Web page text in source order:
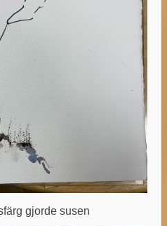
gjorde susen